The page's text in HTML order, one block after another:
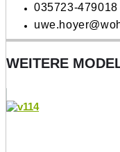
035723-479018
WEITERE